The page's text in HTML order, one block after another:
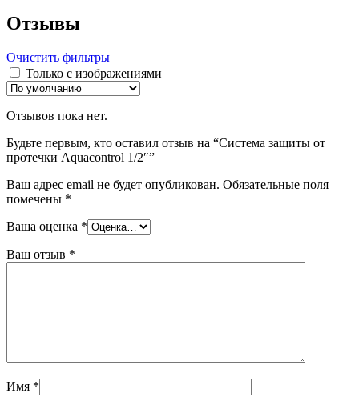
Отзывы
Очистить фильтры
Только с изображениями
Отзывов пока нет.
Будьте первым, кто оставил отзыв на “Система защиты от
протечки Aquacontrol 1/2″”
Ваш адрес email не будет опубликован. Обязательные поля
помечены *
Ваша оценка *
Ваш отзыв *
Имя *